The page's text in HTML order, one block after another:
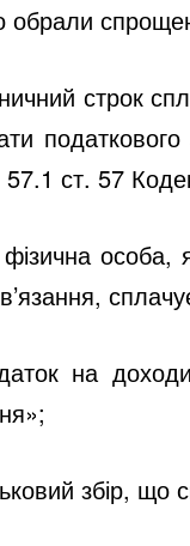
обрали
строк
ст. 57
особа,
на
збір, що